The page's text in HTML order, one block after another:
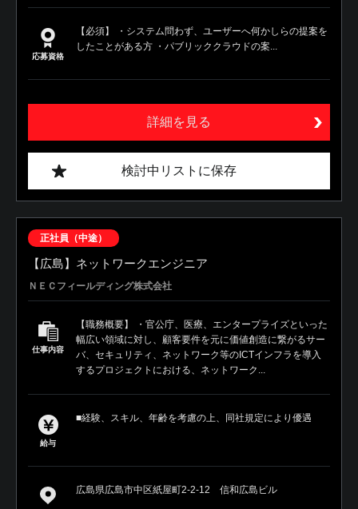
応募資格
【必須】 ・システム問わず、ユーザーへ何かしらの提案を
したことがある方 ・パブリッククラウドの案...
詳細を見る
検討中リストに保存
正社員（中途）
【広島】ネットワークエンジニア
ＮＥＣフィールディング株式会社
仕事内容
【職務概要】 ・官公庁、医療、エンタープライズといった
幅広い領域に対し、顧客要件を元に価値創造に繋がるサー
バ、セキュリティ、ネットワーク等のICTインフラを導入
するプロジェクトにおける、ネットワーク...
給与
■経験、スキル、年齢を考慮の上、同社規定により優遇
広島県広島市中区紙屋町2-2-12 信和広島ビル